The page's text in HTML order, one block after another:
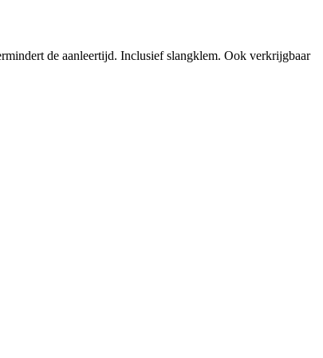
de aanleertijd. Inclusief slangklem. Ook verkrijgbaar